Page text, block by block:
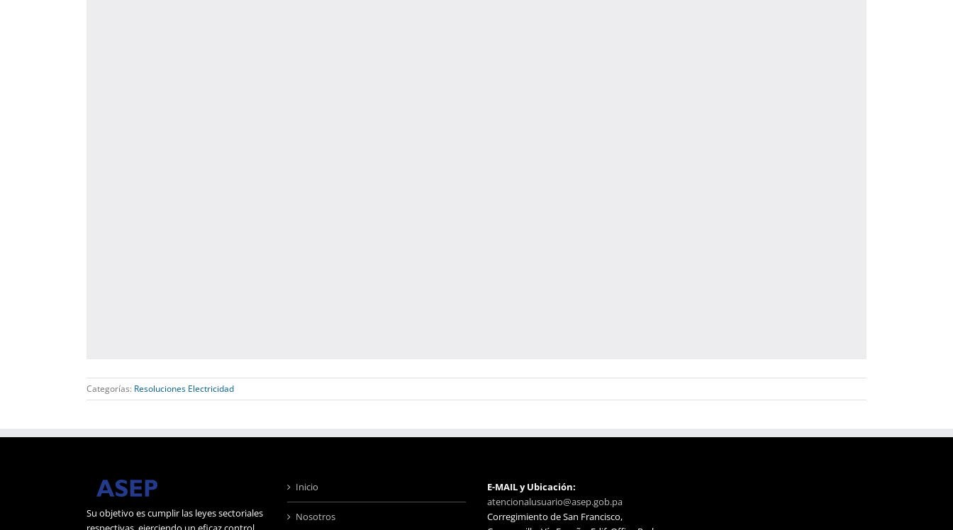
Categorías: Resoluciones Electricidad
Su objetivo es cumplir las leyes sectoriales
Inicio
Nosotros
E-MAIL y Ubicación:
atencionalusuario@asep.gob.pa
Corregimiento de San Francisco,